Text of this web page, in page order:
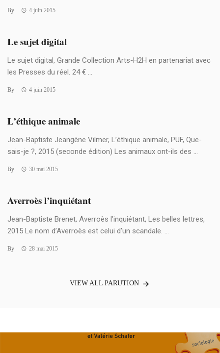
By 4 juin 2015
Le sujet digital
Le sujet digital, Grande Collection Arts-H2H en partenariat avec
les Presses du réel. 24 € ...
By 4 juin 2015
L’éthique animale
Jean-Baptiste Jeangène Vilmer, L’éthique animale, PUF, Que-
sais-je ?, 2015 (seconde édition) Les animaux ont-ils des ...
By 30 mai 2015
Averroès l’inquiétant
Jean-Baptiste Brenet, Averroès l’inquiétant, Les belles lettres,
2015 Le nom d’Averroès est celui d’un scandale. ...
By 28 mai 2015
VIEW ALL PARUTION